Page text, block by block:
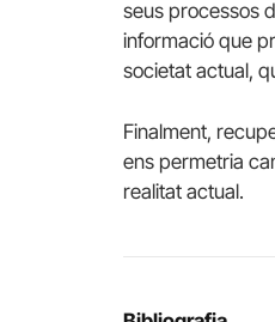
seus processos
informació que
societat actual,
Finalment,
ens permetria
realitat actual.